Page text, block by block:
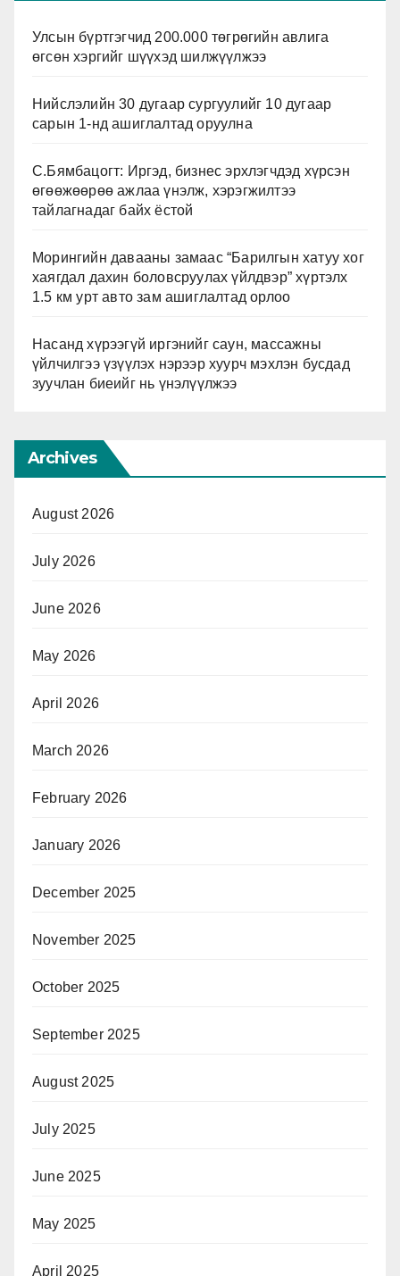
Улсын бүртгэгчид 200.000 төгрөгийн авлига
өгсөн хэргийг шүүхэд шилжүүлжээ
Нийслэлийн 30 дугаар сургуулийг 10 дугаар
сарын 1-нд ашиглалтад оруулна
С.Бямбацогт: Иргэд, бизнес эрхлэгчдэд хүрсэн
өгөөжөөрөө ажлаа үнэлж, хэрэгжилтээ
тайлагнадаг байх ёстой
Морингийн давааны замаас “Барилгын хатуу хог
хаягдал дахин боловсруулах үйлдвэр” хүртэлх
1.5 км урт авто зам ашиглалтад орлоо
Насанд хүрээгүй иргэнийг саун, массажны
үйлчилгээ үзүүлэх нэрээр хуурч мэхлэн бусдад
зуучлан биеийг нь үнэлүүлжээ
Archives
August 2026
July 2026
June 2026
May 2026
April 2026
March 2026
February 2026
January 2026
December 2025
November 2025
October 2025
September 2025
August 2025
July 2025
June 2025
May 2025
April 2025